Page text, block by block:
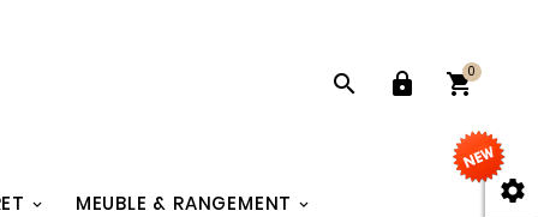

  
0
MEUBLE & RANGEMENT